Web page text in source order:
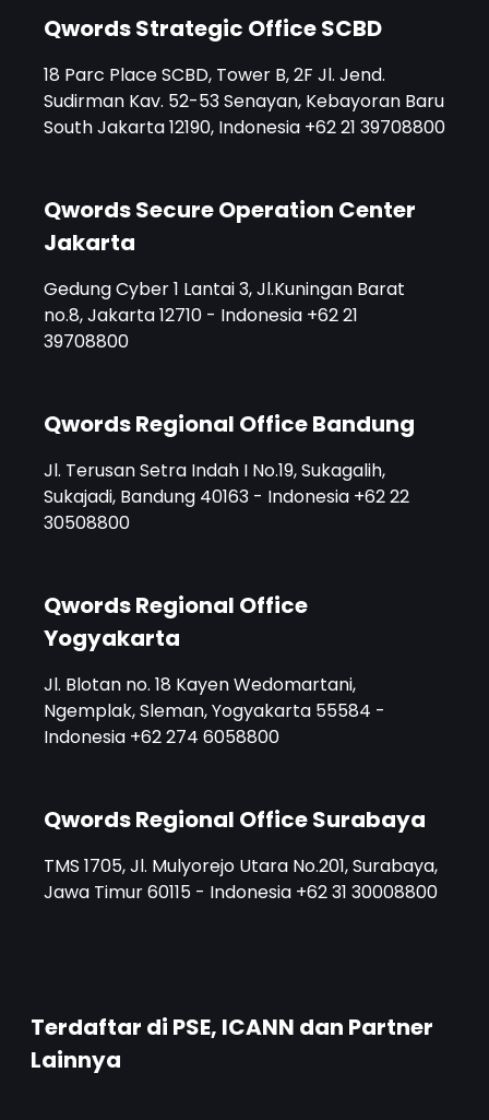
Qwords Strategic Office SCBD
18 Parc Place SCBD, Tower B, 2F Jl. Jend.
Sudirman Kav. 52-53 Senayan, Kebayoran Baru
South Jakarta 12190, Indonesia +62 21 39708800
Qwords Secure Operation Center
Jakarta
Gedung Cyber 1 Lantai 3, Jl.Kuningan Barat
no.8, Jakarta 12710 - Indonesia +62 21
39708800
Qwords Regional Office Bandung
Jl. Terusan Setra Indah I No.19, Sukagalih,
Sukajadi, Bandung 40163 - Indonesia +62 22
30508800
Qwords Regional Office
Yogyakarta
Jl. Blotan no. 18 Kayen Wedomartani,
Ngemplak, Sleman, Yogyakarta 55584 -
Indonesia +62 274 6058800
Qwords Regional Office Surabaya
TMS 1705, Jl. Mulyorejo Utara No.201, Surabaya,
Jawa Timur 60115 - Indonesia +62 31 30008800
Terdaftar di PSE, ICANN dan Partner
Lainnya